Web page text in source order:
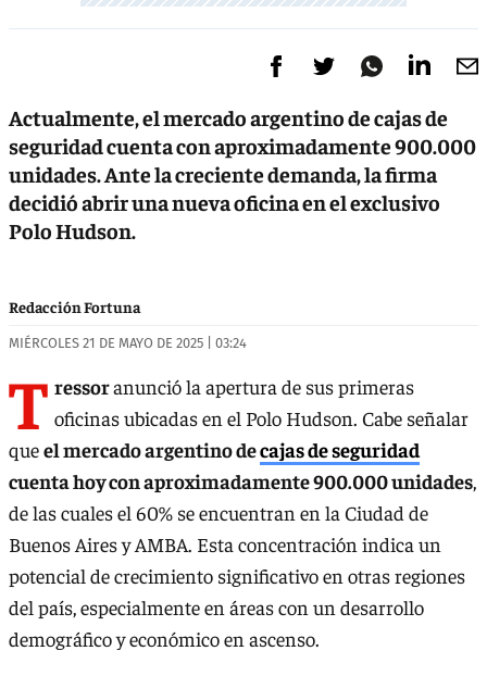
Actualmente, el mercado argentino de cajas de
seguridad cuenta con aproximadamente 900.000
unidades. Ante la creciente demanda, la firma
decidió abrir una nueva oficina en el exclusivo
Polo Hudson.
Redacción Fortuna
MIÉRCOLES 21 DE MAYO DE 2025 | 03:24
T ressoranunció la apertura de sus primeras
oficinas ubicadas en el Polo Hudson. Cabe señalar
queel mercado argentino decajas de seguridad
cuenta hoy con aproximadamente 900.000 unidades,
de las cuales el 60% se encuentran en la Ciudad de
Buenos Aires y AMBA. Esta concentración indica un
potencial de crecimiento significativo en otras regiones
del país, especialmente en áreas con un desarrollo
demográfico y económico en ascenso.